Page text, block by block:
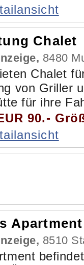
Chalet
8480
Chalet
von Griller
für ihre
90.-
8510